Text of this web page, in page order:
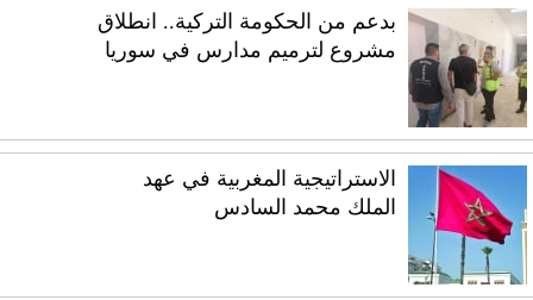
بدعم من الحكومة التركية.. انطلاق
مشروع لترميم مدارس في سوريا
الاستراتيجية المغربية في عهد
الملك محمد السادس